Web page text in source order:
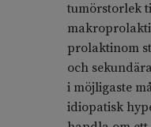
tumörstorlek
prolaktinom
och
i möjligaste
idiopatisk